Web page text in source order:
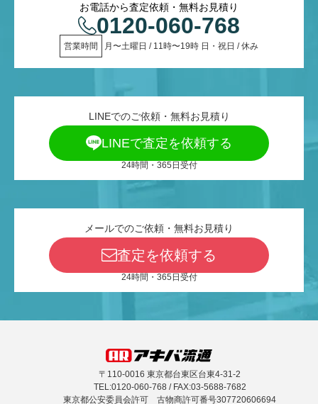
お電話から査定依頼・無料お見積り
0120-060-768
営業時間 月〜土曜日 / 11時〜19時 日・祝日 / 休み
LINEでのご依頼・無料お見積り
LINEで査定を依頼する
24時間・365日受付
メールでのご依頼・無料お見積り
査定を依頼する
24時間・365日受付
〒110-0016 東京都台東区台東4-31-2
TEL:0120-060-768 / FAX:03-5688-7682
東京都公安委員会許可 古物商許可番号307720606694